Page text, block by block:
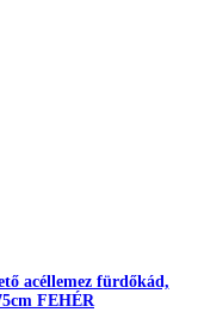
acéllemez fürdőkád,
FEHÉR